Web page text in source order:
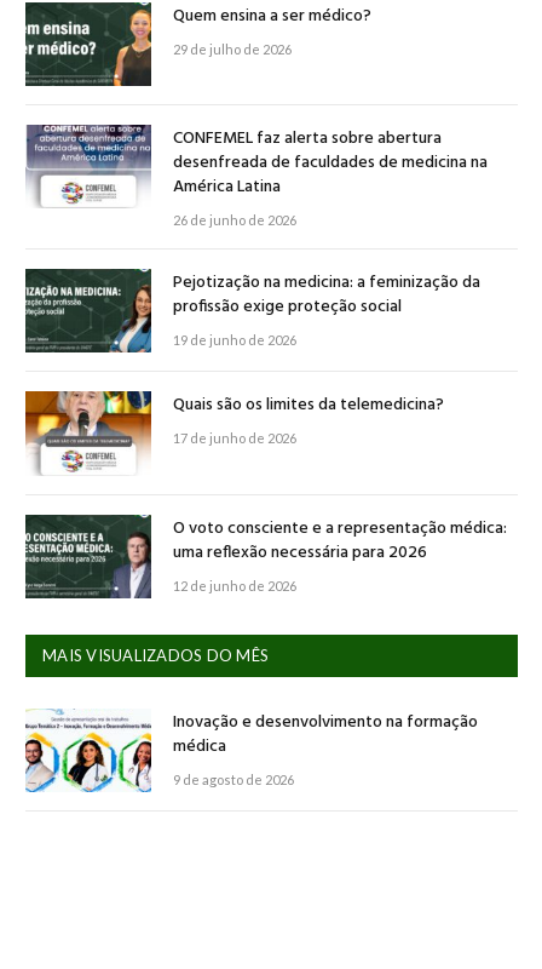
Quem ensina a ser médico?
29 de julho de 2026
CONFEMEL faz alerta sobre abertura
desenfreada de faculdades de medicina na
América Latina
26 de junho de 2026
Pejotização na medicina: a feminização da
profissão exige proteção social
19 de junho de 2026
Quais são os limites da telemedicina?
17 de junho de 2026
O voto consciente e a representação médica:
uma reflexão necessária para 2026
12 de junho de 2026
MAIS VISUALIZADOS DO MÊS
Inovação e desenvolvimento na formação
médica
9 de agosto de 2026